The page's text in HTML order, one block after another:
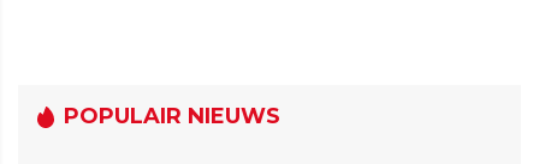
POPULAIR NIEUWS